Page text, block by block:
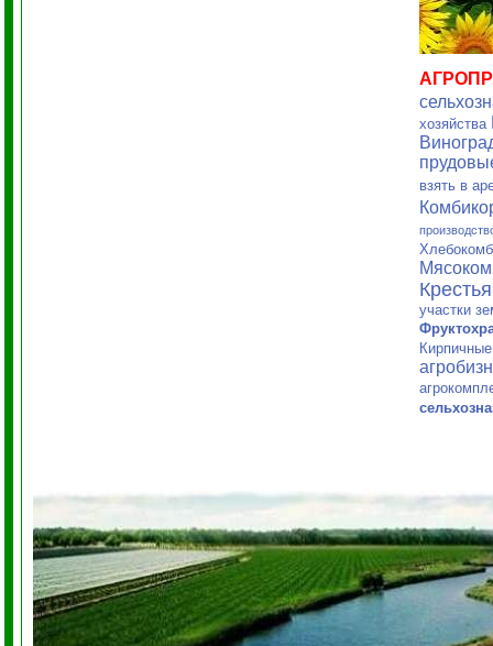
хозяйства
взять в
участки